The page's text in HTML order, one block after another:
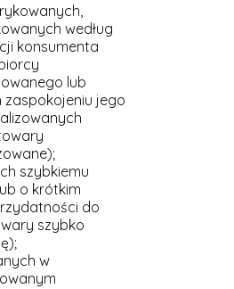
według
konsumenta
lub
zaspokojeniu jego
szybkiemu
o krótkim
do
szybko
w